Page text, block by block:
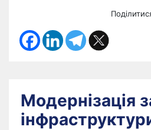
Модернізація